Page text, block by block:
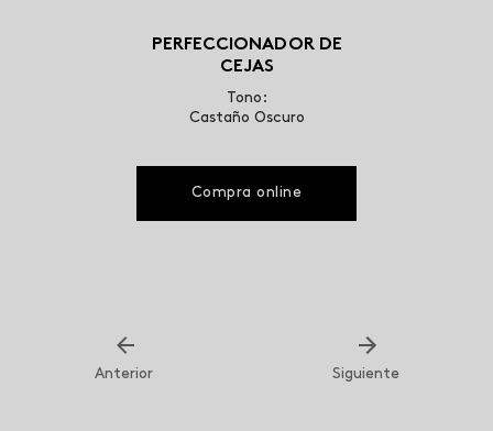
PERFECCIONADOR DE
CEJAS
Tono:
Castaño Oscuro
Compra online
Anterior Siguiente